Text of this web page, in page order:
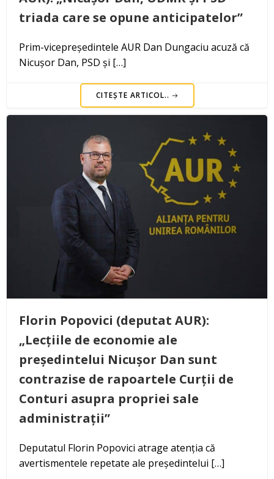
triada care se opune anticipatelor”
Prim-vicepreședintele AUR Dan Dungaciu acuză că
Nicușor Dan, PSD și […]
CITEȘTE ARTICOL..
Florin Popovici (deputat AUR):
„Lecțiile de economie ale
președintelui Nicușor Dan sunt
contrazise de rapoartele Curții de
Conturi asupra propriei sale
administrații”
Deputatul Florin Popovici atrage atenția că
avertismentele repetate ale președintelui […]